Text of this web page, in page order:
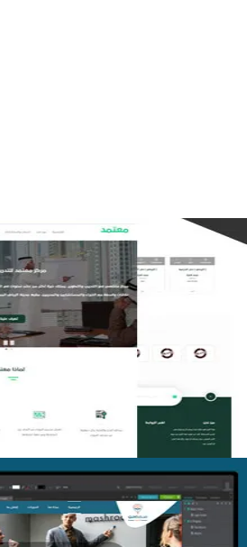
تصميم منصة معتمد
التفاصيل